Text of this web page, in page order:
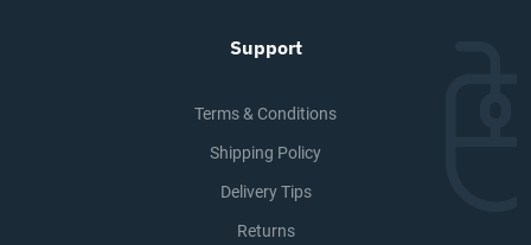
Support
Terms & Conditions
Shipping Policy
Delivery Tips
Returns